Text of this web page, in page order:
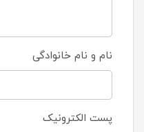
نام و نام خانوادگی
پست الکترونیک